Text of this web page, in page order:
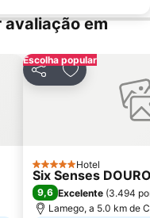
de Carlão
de Vila Maior
Matriz do Divino Salvador
avaliação em
Escolha popular
PartilharAdicionar
5 EstrelasHotel
Six Senses
9,6 Excelente (3.494
Lamego, a 5.0 km de